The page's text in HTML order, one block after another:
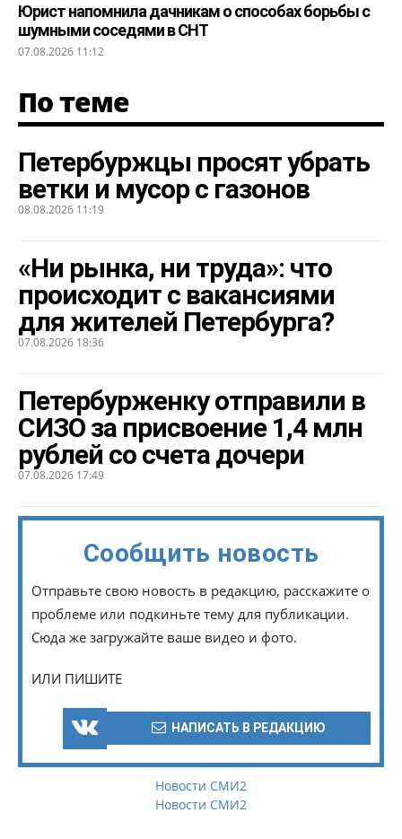
Юрист напомнила дачникам о способах борьбы с
шумными соседями в СНТ
07.08.2026 11:12
По теме
Петербуржцы просят убрать
ветки и мусор с газонов
08.08.2026 11:19
«Ни рынка, ни труда»: что
происходит с вакансиями
для жителей Петербурга?
07.08.2026 18:36
Петербурженку отправили в
СИЗО за присвоение 1,4 млн
рублей со счета дочери
07.08.2026 17:49
Сообщить новость
Отправьте свою новость в редакцию, расскажите о
проблеме или подкиньте тему для публикации.
Сюда же загружайте ваше видео и фото.
ИЛИ ПИШИТЕ
НАПИСАТЬ В РЕДАКЦИЮ
Новости СМИ2
Новости СМИ2